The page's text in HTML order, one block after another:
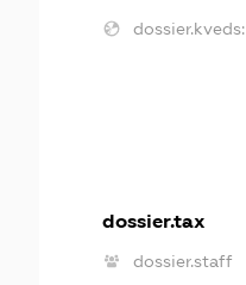
dossier.kveds:
dossier.tax
dossier.staff